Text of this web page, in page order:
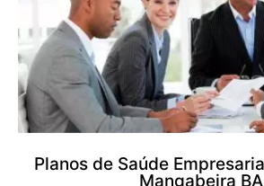
Planos de Saúde
Mangabeira BA